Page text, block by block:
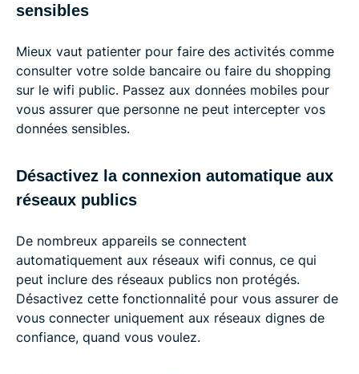
sensibles
Mieux vaut patienter pour faire des activités comme
consulter votre solde bancaire ou faire du shopping
sur le wifi public. Passez aux données mobiles pour
vous assurer que personne ne peut intercepter vos
données sensibles.
Désactivez la connexion automatique aux
réseaux publics
De nombreux appareils se connectent
automatiquement aux réseaux wifi connus, ce qui
peut inclure des réseaux publics non protégés.
Désactivez cette fonctionnalité pour vous assurer de
vous connecter uniquement aux réseaux dignes de
confiance, quand vous voulez.